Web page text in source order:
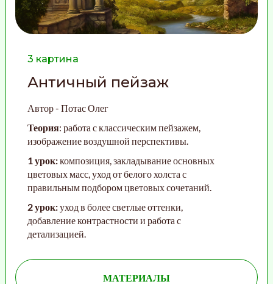
3 картина
Античный пейзаж
Автор - Потас Олег
Теория: работа с классическим пейзажем,
изображение воздушной перспективы.
1 урок:композиция, закладывание основных
цветовых масс, уход от белого холста с
правильным подбором цветовых сочетаний.
2 урок:уход в более светлые оттенки,
добавление контрастности и работа с
детализацией.
МАТЕРИАЛЫ